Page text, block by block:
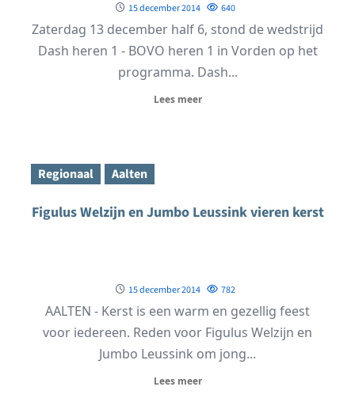
15 december 2014 640
Zaterdag 13 december half 6, stond de wedstrijd
Dash heren 1 - BOVO heren 1 in Vorden op het
programma. Dash...
Lees meer
Regionaal Aalten
Figulus Welzijn en Jumbo Leussink vieren kerst
15 december 2014 782
AALTEN - Kerst is een warm en gezellig feest
voor iedereen. Reden voor Figulus Welzijn en
Jumbo Leussink om jong...
Lees meer